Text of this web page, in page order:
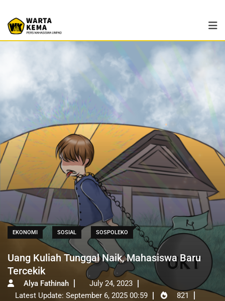
EKONOMI SOSIAL SOSPOLEKO
Uang Kuliah Tunggal Naik, Mahasiswa Baru
Tercekik
Alya Fathinah
July 24, 2023
Latest Update: September 6, 2025 00:59
821